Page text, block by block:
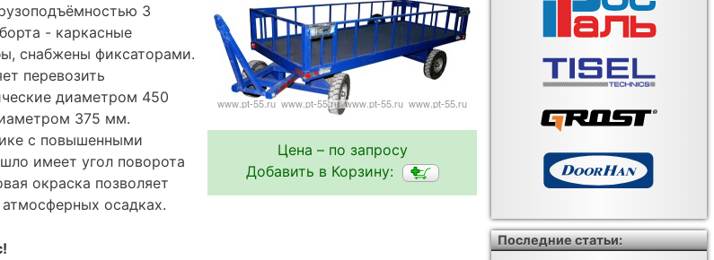
Цена – по запросу
Добавить в Корзину:
3
- каркасные
снабжены фиксаторами.
перевозить
диаметром 450
375 мм.
с повышенными
имеет угол поворота
окраска позволяет
осадках.
Последние статьи: